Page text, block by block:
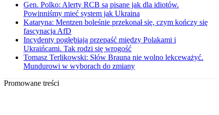
Gen. Polko: Alerty RCB są pisane jak dla idiotów.
Powinniśmy mieć system jak Ukraina
Kataryna: Mentzen boleśnie przekonał się, czym kończy się
fascynacja AfD
Incydenty pogłębiają przepaść między Polakami i
Ukraińcami. Tak rodzi się wrogość
Tomasz Terlikowski: Słów Brauna nie wolno lekceważyć.
Mundurowi w wyborach do zmiany
Promowane treści